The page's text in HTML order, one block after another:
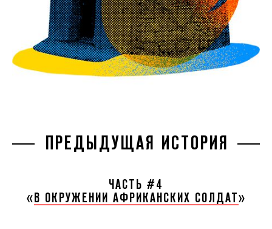
ПРЕДЫДУЩАЯ ИСТОРИЯ
ЧАСТЬ #4
« В ОКРУЖЕНИИ АФРИКАНСКИХ СОЛДАТ »